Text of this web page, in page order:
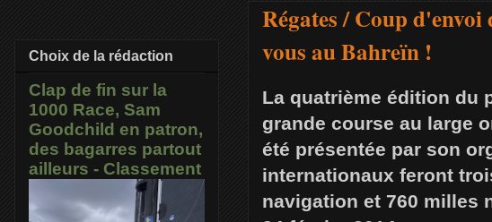
Régates / Coup
vous au Bahreïn !
La quatrième édition du
grande course au large
été présentée par son
internationaux feront
navigation et 760 milles
Choix de la rédaction
Clap de fin sur la
1000 Race, Sam
Goodchild en patron,
des bagarres partout
ailleurs - Classement